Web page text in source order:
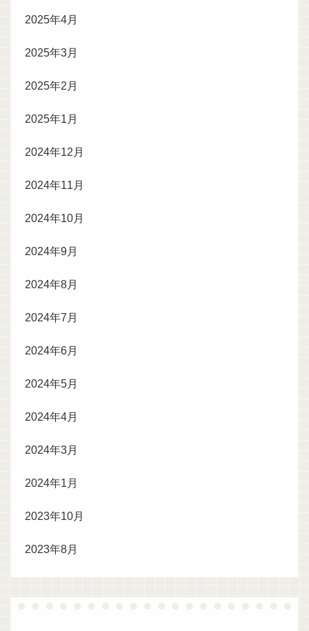
2025年4月
2025年3月
2025年2月
2025年1月
2024年12月
2024年11月
2024年10月
2024年9月
2024年8月
2024年7月
2024年6月
2024年5月
2024年4月
2024年3月
2024年1月
2023年10月
2023年8月